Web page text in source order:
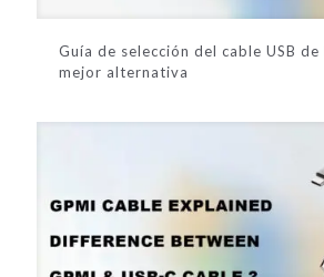
Guía de selección del cable USB
mejor alternativa